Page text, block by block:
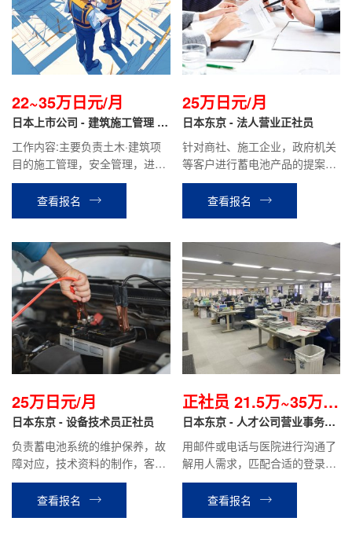
22~35万日元/月
日本上市公司 - 建筑施工管理 正
工作内容:主要负责土木·建筑项
目的施工管理，安全管理，进度
管理，质量管理，成本管理工作
特性|以及环境管理等。根据客户
需求，使用CAD制图进行图纸修
查看报名
25万日元/月
日本东京 - 法人营业正社员
针对商社、施工企业，政府机关
等客户进行蓄电池产品的提案和
销售，维护老客户，合同签订，
参加展会等工作。
查看报名
25万日元/月
日本东京 - 设备技术员正社员
负责蓄电池系统的维护保养，故
障对应，技术资料的制作，客户
对应等工作。
查看报名
正社员 21.5万~35万日
元起/月
日本东京 - 人才公司营业事务岗
用邮件或电话与医院进行沟通了
解用人需求，匹配合适的登录人
才，并进行介绍，协助人才面试
等公司安排的工作。
查看报名